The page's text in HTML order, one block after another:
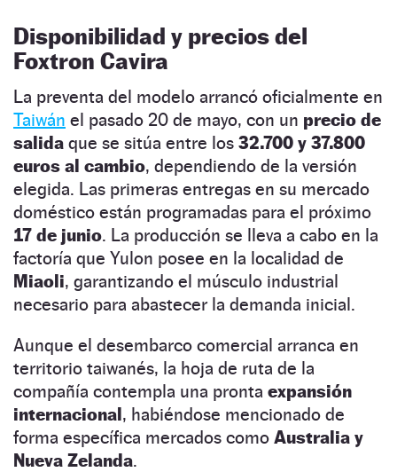
Disponibilidad y precios del
Foxtron Cavira
La preventa del modelo arrancó oficialmente en
Taiwán el pasado 20 de mayo, con un precio de
salida que se sitúa entre los 32.700 y 37.800
euros al cambio, dependiendo de la versión
elegida. Las primeras entregas en su mercado
doméstico están programadas para el próximo
17 de junio. La producción se lleva a cabo en la
factoría que Yulon posee en la localidad de
Miaoli, garantizando el músculo industrial
necesario para abastecer la demanda inicial.
Aunque el desembarco comercial arranca en
territorio taiwanés, la hoja de ruta de la
compañía contempla una pronta expansión
internacional, habiéndose mencionado de
forma específica mercados como Australia y
Nueva Zelanda.